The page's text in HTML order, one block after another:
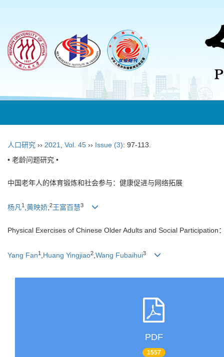
人口研究 ›› 2021 Vol. 45 ›› Issue (3): 97-113.
• 老龄问题研究 •
中国老年人的体育锻炼和社会参与：健康促进与网络拓展
杨凡1 ,黄映娇,2王富百慧3
Physical Exercises of Chinese Older Adults and Social Participation
Yang Fan1 Huang Yingjiao2 Wang Fubaihui3
PDF
1557